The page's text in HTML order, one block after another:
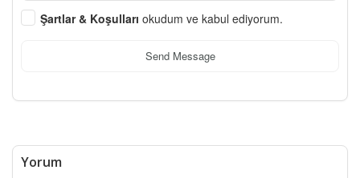
Şartlar & Koşulları okudum ve kabul ediyorum.
Send Message
Yorum